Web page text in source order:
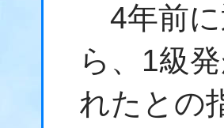
4年前に
ら、1級
れたとの